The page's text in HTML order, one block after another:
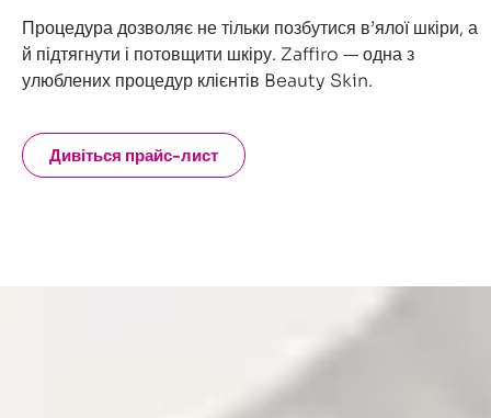
Процедура дозволяє не тільки позбутися в’ялої шкіри, а
й підтягнути і потовщити шкіру. Zaffiro — одна з
улюблених процедур клієнтів Beauty Skin.
Дивіться прайс-лист